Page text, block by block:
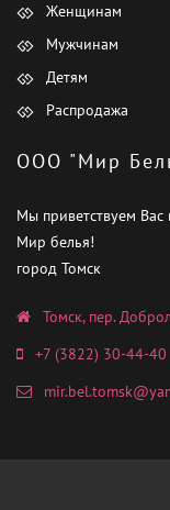
Женщинам
Мужчинам
Детям
Распродажа
ООО "Мир
Мы приветствуем Вас
Мир белья!
город Томск
Томск, пер.
+7 (3822) 30-44-40